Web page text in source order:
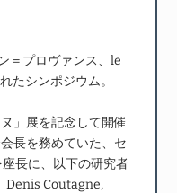
＝プロヴァンス、le
たシンポジウム。
」展を記念して開催
長を務めていた、セ
長に、以下の研究者
Denis Coutagne,